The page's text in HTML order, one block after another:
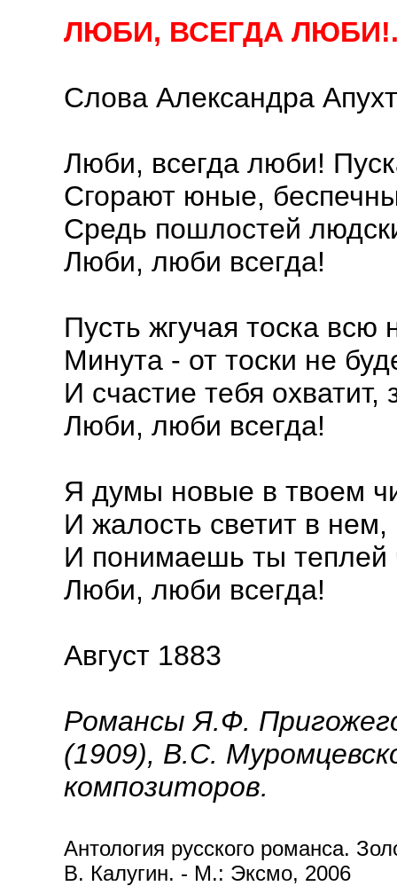
ЛЮБИ, ВСЕГДА
Слова Александра
Люби, всегда люби!
Сгорают юные,
Средь пошлостей
Люби, люби всегда!
Пусть жгучая тоска всю
Минута - от тоски не
И счастие тебя охватит,
Люби, люби всегда!
Я думы новые в твоем
И жалость светит в нем,
И понимаешь ты теплей
Люби, люби всегда!
Август 1883
Романсы Я.Ф.
(1909), В.С.
композиторов.
Антология русского романса.
В. Калугин. - М.: Эксмо, 2006